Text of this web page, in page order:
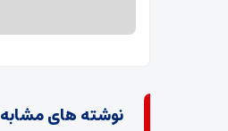
نوشته های مشابه